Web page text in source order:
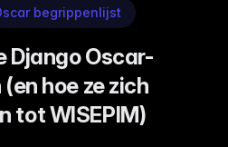
begrippenlijst
Django Oscar-
hoe ze zich
tot WISEPIM)